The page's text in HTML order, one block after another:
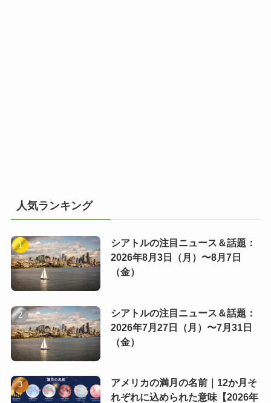
人気ランキング
シアトルの注目ニュース＆話題：
2026年8月3日（月）〜8月7日
（金）
シアトルの注目ニュース＆話題：
2026年7月27日（月）〜7月31日
（金）
アメリカの満月の名前｜12か月そ
れぞれに込められた意味【2026年